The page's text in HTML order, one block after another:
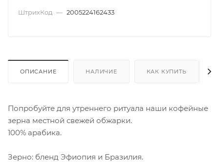
ШтрихКод — 2005224162433
ОПИСАНИЕ НАЛИЧИЕ КАК КУПИТЬ
Попробуйте для утреннего ритуала наши кофейные
зерна местной свежей обжарки.
100% арабика.
Зерно: бленд Эфиопия и Бразилия.